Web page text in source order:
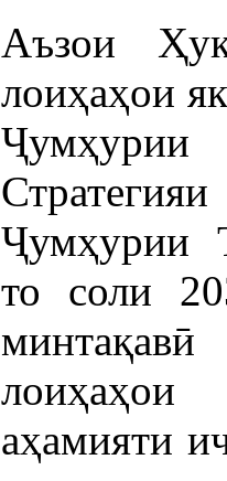
Аъзои
лоиҳаҳои
Ҷумҳурии
Ҷумҳурии
то соли
лоиҳаҳои
аҳамияти